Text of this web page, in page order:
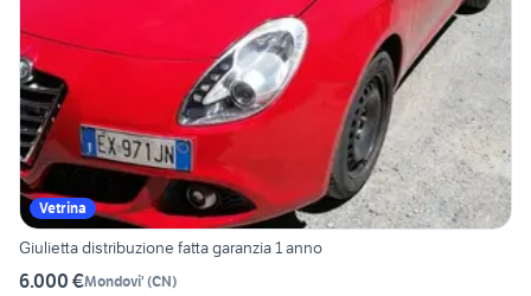
Vetrina
Giulietta distribuzione fatta garanzia 1 anno
6.000 €Mondovi' (CN)